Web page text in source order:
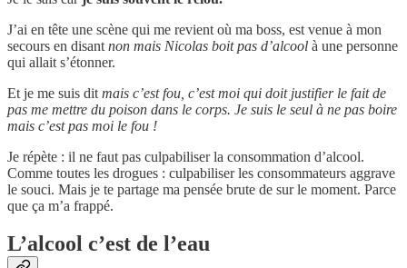
J’ai en tête une scène qui me revient où ma boss, est venue à mon
secours en disant non mais Nicolas boit pas d’alcool à une personne
qui allait s’étonner.
Et je me suis dit mais c’est fou, c’est moi qui doit justifier le fait de
pas me mettre du poison dans le corps. Je suis le seul à ne pas boire
mais c’est pas moi le fou !
Je répète : il ne faut pas culpabiliser la consommation d’alcool.
Comme toutes les drogues : culpabiliser les consommateurs aggrave
le souci. Mais je te partage ma pensée brute de sur le moment. Parce
que ça m’a frappé.
L’alcool c’est de l’eau